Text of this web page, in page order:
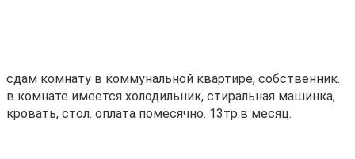
сдам комнату в коммунальной квартире, собственник.
в комнате имеется холодильник, стиральная машинка,
кровать, стол. оплата помесячно. 13тр.в месяц.